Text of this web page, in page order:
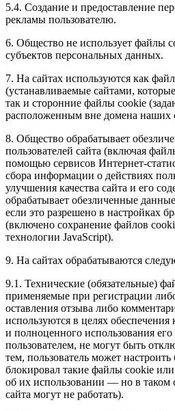
5.4. Создание и предоставление
рекламы пользователю.
6. Общество не использует файлы
субъектов персональных данных.
7. На сайтах используются как
(устанавливаемые сайтами,
так и сторонние файлы cookie
расположенным вне домена наших
8. Общество обрабатывает
пользователей сайта (включая
помощью сервисов Интернет-
сбора информации о действиях
улучшения качества сайта и его
обрабатывает обезличенные
если это разрешено в настройках
(включено сохранение файлов
технологии JavaScript).
9. На сайтах обрабатываются
9.1. Технические (обязательные)
применяемые при регистрации
оставления отзыва либо
используются в целях обеспечения
и полноценного использования
пользователем, не могут быть
тем, пользователь может настроить
блокировал такие файлы сookie
об их использовании — но в таком
сайта могут не работать).